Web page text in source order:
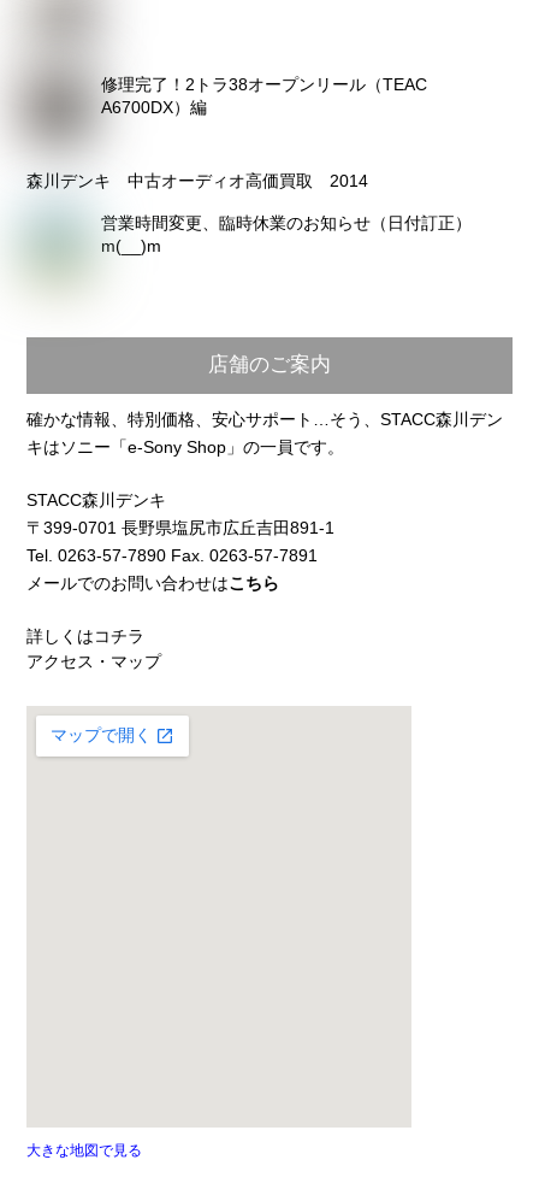
修理完了！2トラ38オープンリール（TEAC
A6700DX）編
森川デンキ 中古オーディオ高価買取 2014
営業時間変更、臨時休業のお知らせ（日付訂正）
m(__)m
店舗のご案内
確かな情報、特別価格、安心サポート…そう、STACC森川デン
キはソニー「e-Sony Shop」の一員です。
STACC森川デンキ
〒399-0701 長野県塩尻市広丘吉田891-1
Tel. 0263-57-7890 Fax. 0263-57-7891
メールでのお問い合わせはこちら
詳しくはコチラ
アクセス・マップ
大きな地図で見る